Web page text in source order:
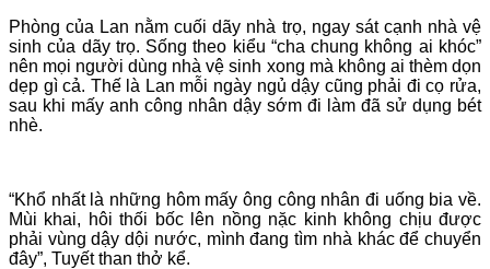
Phòng của Lan nằm cuối dãy nhà trọ, ngay sát cạnh nhà vệ
sinh của dãy trọ. Sống theo kiểu “cha chung không ai khóc”
nên mọi người dùng nhà vệ sinh xong mà không ai thèm dọn
dẹp gì cả. Thế là Lan mỗi ngày ngủ dậy cũng phải đi cọ rửa,
sau khi mấy anh công nhân dậy sớm đi làm đã sử dụng bét
nhè.
“Khổ nhất là những hôm mấy ông công nhân đi uống bia về.
Mùi khai, hôi thối bốc lên nồng nặc kinh không chịu được
phải vùng dậy dội nước, mình đang tìm nhà khác để chuyển
đây”, Tuyết than thở kể.